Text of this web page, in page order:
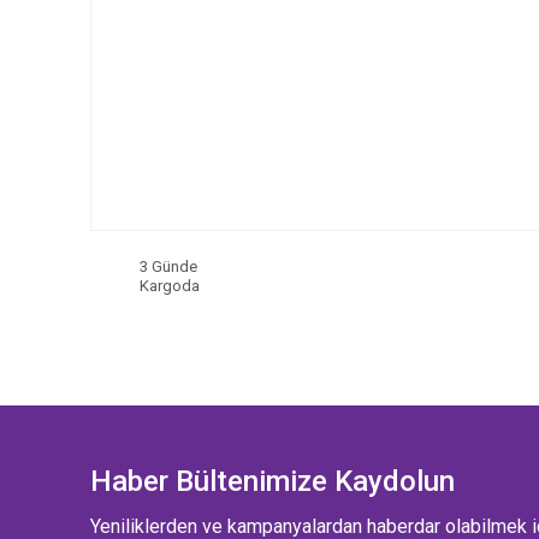
3 Günde
Kargoda
Haber Bültenimize Kaydolun
Yeniliklerden ve kampanyalardan haberdar olabilmek